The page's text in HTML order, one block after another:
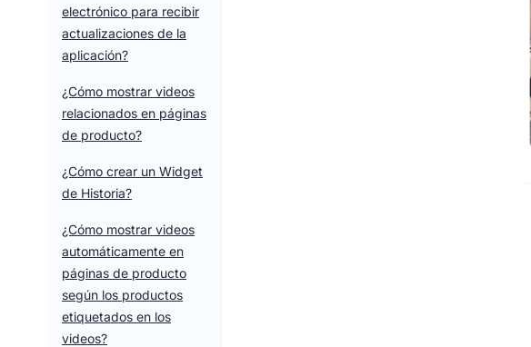
electrónico para recibir
actualizaciones de la
aplicación?
¿Cómo mostrar videos
relacionados en páginas
de producto?
¿Cómo crear un Widget
de Historia?
¿Cómo mostrar videos
automáticamente en
páginas de producto
según los productos
etiquetados en los
videos?